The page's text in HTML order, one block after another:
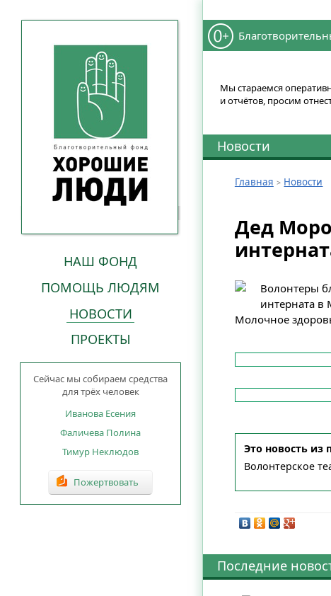
НАШ ФОНД
ПОМОЩЬ ЛЮДЯМ
НОВОСТИ
ПРОЕКТЫ
Сейчас мы собираем средства
для трёх человек
Иванова Есения
Фаличева Полина
Тимур Неклюдов
Пожертвовать
Мы стараемся
и отчётов, просим
Новости
Главная Новости
Дед
Волонтеры
интерната
Молочное
Это новость из
Волонтерское
Последние